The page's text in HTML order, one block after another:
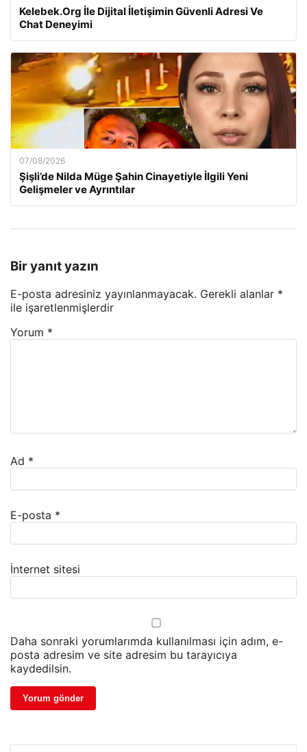
Kelebek.Org İle Dijital İletişimin Güvenli Adresi Ve
Chat Deneyimi
07/08/2026
Şişli’de Nilda Müge Şahin Cinayetiyle İlgili Yeni
Gelişmeler ve Ayrıntılar
Bir yanıt yazın
E-posta adresiniz yayınlanmayacak. Gerekli alanlar *
ile işaretlenmişlerdir
Yorum *
Ad *
E-posta *
İnternet sitesi
Daha sonraki yorumlarımda kullanılması için adım, e-
posta adresim ve site adresim bu tarayıcıya
kaydedilsin.